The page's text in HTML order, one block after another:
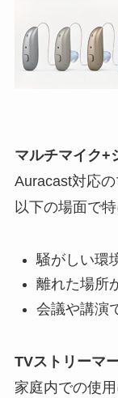
マルチマイク+
Auracast対応
以下の場面で
騒がしい環
離れた場所
会議や講演
TVストリーマ
家庭内での使